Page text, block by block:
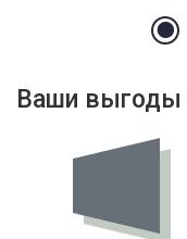
Ваши выгоды